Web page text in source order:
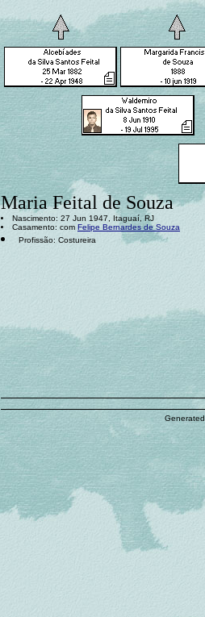
Maria Feital de Souza
Nascimento: 27 Jun 1947, Itaguaí, RJ
Casamento: com Felipe Bernardes de Souza
Profissão: Costureira